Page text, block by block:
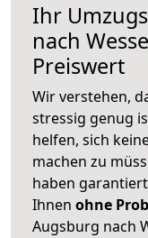
Ihr
nach
Preiswert
Wir verstehen,
stressig genug
helfen, sich
machen zu
haben
Ihnen ohne
Augsburg nach